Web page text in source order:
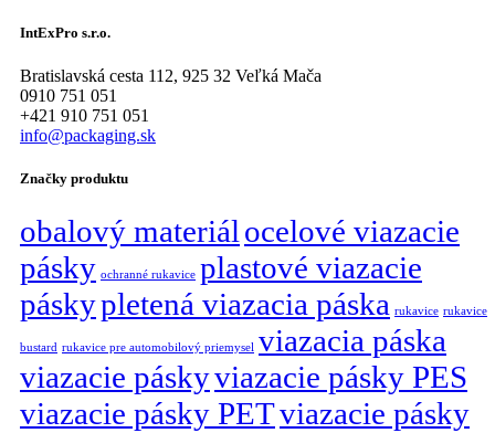
IntExPro s.r.o.
Bratislavská cesta 112, 925 32 Veľká Mača
0910 751 051
+421 910 751 051
info@packaging.sk
Značky produktu
obalový materiál ocelové viazacie
pásky ochranné rukavice plastové viazacie
páskypletená viazacia páska rukavice rukavice
bustard rukavice pre automobilový priemysel viazacia páska
viazacie páskyviazacie pásky PES
viazacie pásky PETviazacie pásky